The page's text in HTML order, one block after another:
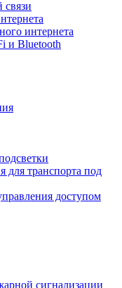
связи
интернета
и Bluetooth
для транспорта под
доступом
сигнализации